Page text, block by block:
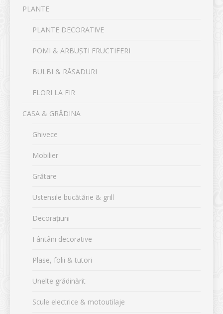
PLANTE
PLANTE DECORATIVE
POMI & ARBUȘTI FRUCTIFERI
BULBI & RĂSADURI
FLORI LA FIR
CASA & GRĂDINA
Ghivece
Mobilier
Grătare
Ustensile bucătărie & grill
Decorațiuni
Fântâni decorative
Plase, folii & tutori
Unelte grădinărit
Scule electrice & motoutilaje